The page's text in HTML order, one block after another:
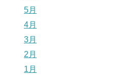
5月
4月
3月
2月
1月